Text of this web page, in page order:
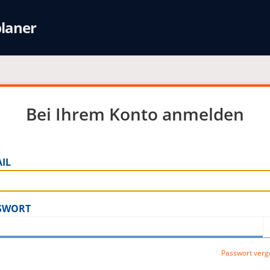
Bei Ihrem Konto anmelden
Passwort